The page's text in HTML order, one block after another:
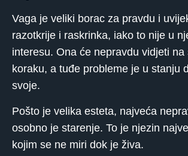
Vaga je veliki borac za pravdu i
razotkrije i raskrinka, iako to nije u
interesu. Ona će nepravdu vidjeti na
koraku, a tuđe probleme je u stanju
svoje.
Pošto je velika esteta, najveća
osobno je starenje. To je njezin
kojim se ne miri dok je živa.